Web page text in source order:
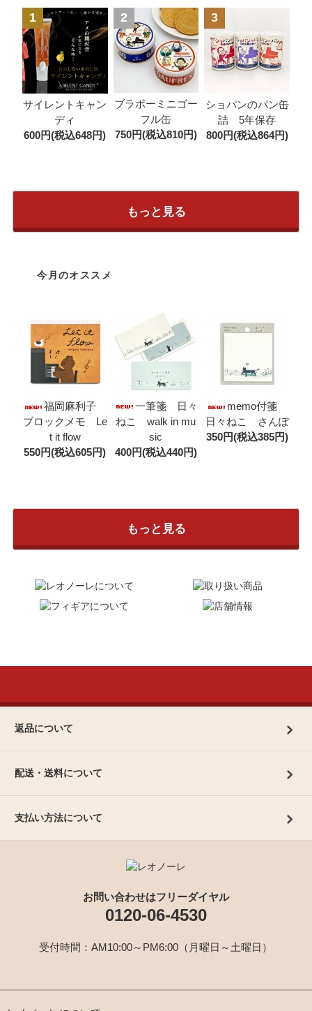
1
サイレントキャン
ディ
600円(税込648円)
2
ブラボーミニゴー
フル缶
750円(税込810円)
3
ショパンのパン缶
詰 5年保存
800円(税込864円)
もっと見る
今月のオススメ
福岡麻利子
ブロックメモ Le
t it flow
550円(税込605円)
一筆箋 日々
ねこ walk in mu
sic
400円(税込440円)
memo付箋
日々ねこ さんぽ
350円(税込385円)
もっと見る
返品について
配送・送料について
支払い方法について
お問い合わせはフリーダイヤル
0120-06-4530
受付時間：AM10:00～PM6:00（月曜日～土曜日）